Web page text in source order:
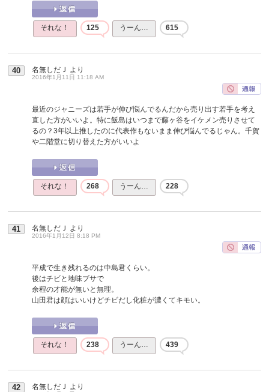
それな！ 125 うーん… 615
40 名無しだＪ より
2016年1月11日 11:18 AM
最近のジャニーズは若手が伸び悩んでるんだから売り出す若手を考え
直した方がいいよ。特に飯島はいつまで藤ヶ谷をイケメン売りさせて
るの？3年以上推したのに代表作もないまま伸び悩んでるじゃん。千賀
や二階堂に切り替えた方がいいよ
それな！ 268 うーん… 228
41 名無しだＪ より
2016年1月12日 8:18 PM
平成で生き残れるのは中島君くらい。
後はチビと地味ブサで
余程の才能が無いと無理。
山田君は顔はいいけどチビだし化粧が濃くてキモい。
それな！ 238 うーん… 439
42 名無しだＪ より